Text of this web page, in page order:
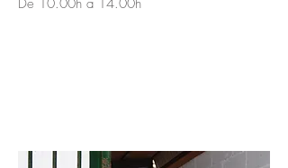
De 10.00h a 14.00h